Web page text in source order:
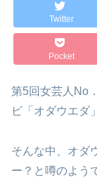
Twitter
Pocket
第5回女芸人No
ビ「オダウエダ
そんな中、オダ
ー？と噂のよう